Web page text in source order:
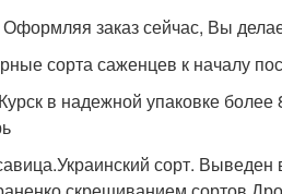
Оформляя заказ сейчас, Вы
сорта саженцев к началу
в надежной упаковке
сорт.